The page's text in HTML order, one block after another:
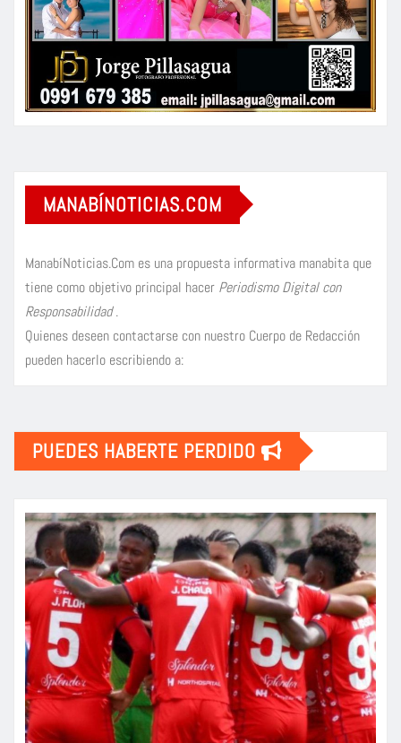
MANABÍNOTICIAS.COM
ManabíNoticias.Com es una propuesta informativa manabita que
tiene como objetivo principal hacer Periodismo Digital con
Responsabilidad.
Quienes deseen contactarse con nuestro Cuerpo de Redacción
pueden hacerlo escribiendo a:
PUEDES HABERTE PERDIDO